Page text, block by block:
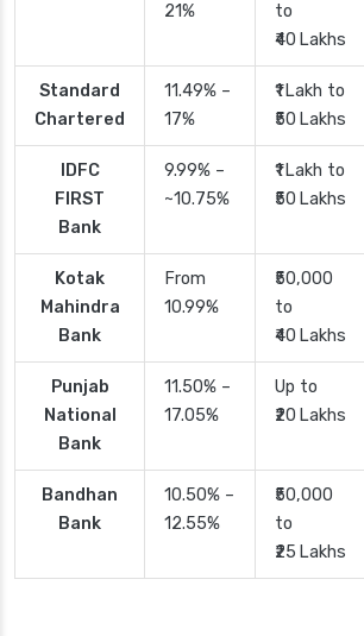
21%
to
₹40 Lakhs
Standard
Chartered
11.49% –
17%
₹1 Lakh to
₹50 Lakhs
IDFC
FIRST
Bank
9.99% –
~10.75%
₹1 Lakh to
₹50 Lakhs
Kotak
Mahindra
Bank
From
10.99%
₹50,000
to
₹40 Lakhs
Punjab
National
Bank
11.50% –
17.05%
Up to
₹20 Lakhs
Bandhan
Bank
10.50% –
12.55%
₹50,000
to
₹25 Lakhs